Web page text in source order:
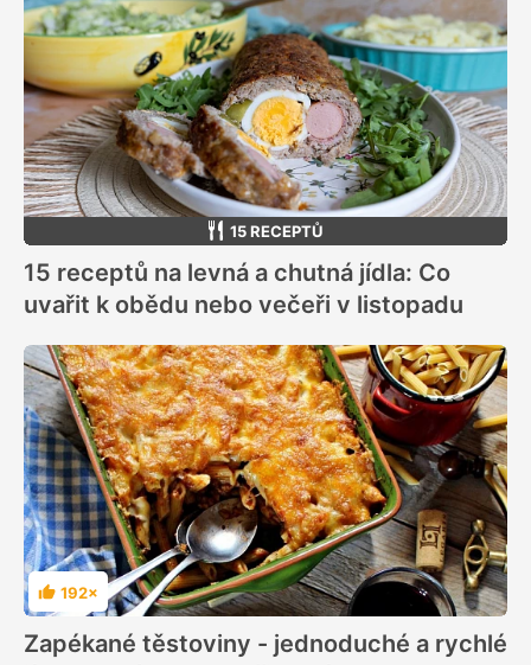
15 RECEPTŮ
15 receptů na levná a chutná jídla: Co
uvařit k obědu nebo večeři v listopadu
Hodnocení
192×
Zapékané těstoviny - jednoduché a rychlé